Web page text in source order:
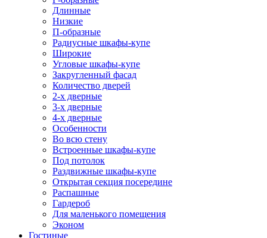
Длинные
Низкие
П-образные
Радиусные шкафы-купе
Широкие
Угловые шкафы-купе
Закругленный фасад
Количество дверей
2-х дверные
3-х дверные
4-х дверные
Особенности
Во всю стену
Встроенные шкафы-купе
Под потолок
Раздвижные шкафы-купе
Открытая секция посередине
Распашные
Гардероб
Для маленького помещения
Эконом
Гостиные